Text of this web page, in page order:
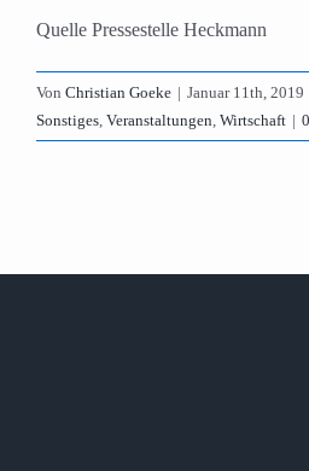
Quelle Pressestelle Heckmann
Von Christian Goeke | Januar 11th, 2019
Sonstiges, Veranstaltungen, Wirtschaft |